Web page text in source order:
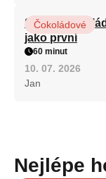
Sametová
jako první
Čokoládové
60 minut
10. 07. 2026
Jan
Nejlépe